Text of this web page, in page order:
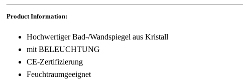
Product Information:
Hochwertiger Bad-/Wandspiegel aus Kristall
mit BELEUCHTUNG
CE-Zertifizierung
Feuchtraumgeeignet